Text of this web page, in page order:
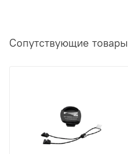
Сопутствующие товары